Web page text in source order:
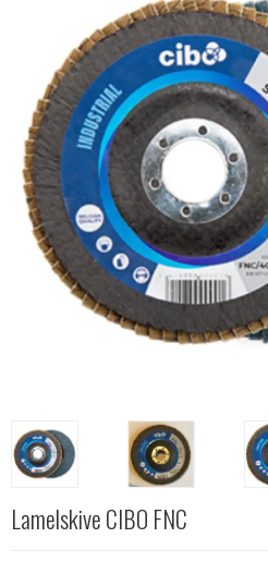
Lamelskive CIBO FNC